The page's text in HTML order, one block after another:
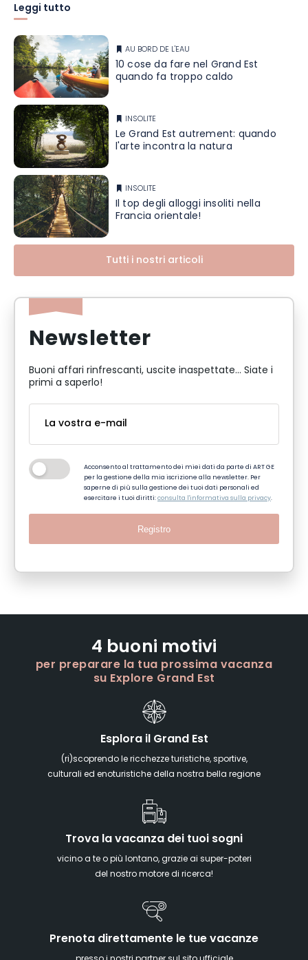
Leggi tutto
AU BORD DE L'EAU
10 cose da fare nel Grand Est
quando fa troppo caldo
INSOLITE
Le Grand Est autrement: quando
l'arte incontra la natura
INSOLITE
Il top degli alloggi insoliti nella
Francia orientale!
Tutti i nostri articoli
Newsletter
Buoni affari rinfrescanti, uscite inaspettate... Siate i
primi a saperlo!
Acconsento al trattamento dei miei dati da parte di ART GE
per la gestione della mia iscrizione alla newsletter. Per
saperne di più sulla gestione dei tuoi dati personali ed
esercitare i tuoi diritti:consulta l'informativa sulla privacy.
Registro
4 buoni motivi
per preparare la tua prossima vacanza
su Explore Grand Est
Esplora il Grand Est
(ri)scoprendo le ricchezze turistiche, sportive,
culturali ed enoturistiche della nostra bella regione
Trova la vacanza dei tuoi sogni
vicino a te o più lontano, grazie ai super-poteri
del nostro motore di ricerca!
Prenota direttamente le tue vacanze